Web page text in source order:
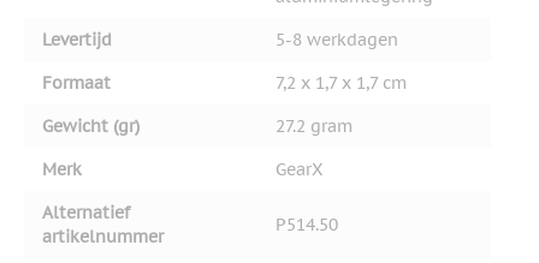
Levertijd
5-8 werkdagen
Formaat
7,2 x 1,7 x 1,7 cm
Gewicht (gr)
27.2 gram
Merk
GearX
Alternatief
artikelnummer
P514.50